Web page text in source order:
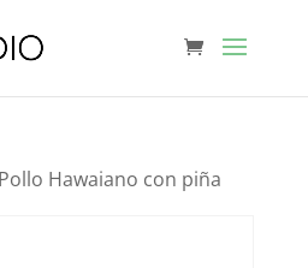
Hawaiano con piña